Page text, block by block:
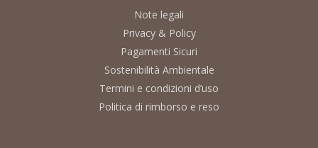
Note legali
Privacy & Policy
Pagamenti Sicuri
Sostenibilità Ambientale
Termini e condizioni d’uso
Politica di rimborso e reso